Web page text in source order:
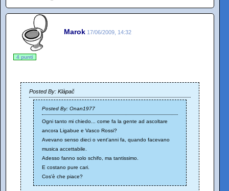
Marok 17/06/2009, 14:32
4 punti
Posted By: Klàpač
Posted By: Onan1977
Ogni tanto mi chiedo... come fa la gente ad ascoltare
ancora Ligabue e Vasco Rossi?
Avevano senso dieci o vent'anni fa, quando facevano
musica accettabile.
Adesso fanno solo schifo, ma tantissimo.
E costano pure cari.
Cos'è che piace?